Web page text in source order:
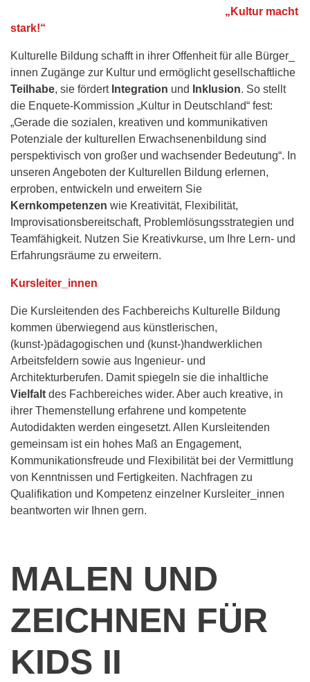
„Kultur macht
stark!“
Kulturelle Bildung schafft in ihrer Offenheit für alle Bürger_
innen Zugänge zur Kultur und ermöglicht gesellschaftliche
Teilhabe, sie fördert Integration und Inklusion. So stellt
die Enquete-Kommission „Kultur in Deutschland“ fest:
„Gerade die sozialen, kreativen und kommunikativen
Potenziale der kulturellen Erwachsenenbildung sind
perspektivisch von großer und wachsender Bedeutung“. In
unseren Angeboten der Kulturellen Bildung erlernen,
erproben, entwickeln und erweitern Sie
Kernkompetenzen wie Kreativität, Flexibilität,
Improvisationsbereitschaft, Problemlösungsstrategien und
Teamfähigkeit. Nutzen Sie Kreativkurse, um Ihre Lern- und
Erfahrungsräume zu erweitern.
Kursleiter_innen
Die Kursleitenden des Fachbereichs Kulturelle Bildung
kommen überwiegend aus künstlerischen,
(kunst-)pädagogischen und (kunst-)handwerklichen
Arbeitsfeldern sowie aus Ingenieur- und
Architekturberufen. Damit spiegeln sie die inhaltliche
Vielfalt des Fachbereiches wider. Aber auch kreative, in
ihrer Themenstellung erfahrene und kompetente
Autodidakten werden eingesetzt. Allen Kursleitenden
gemeinsam ist ein hohes Maß an Engagement,
Kommunikationsfreude und Flexibilität bei der Vermittlung
von Kenntnissen und Fertigkeiten. Nachfragen zu
Qualifikation und Kompetenz einzelner Kursleiter_innen
beantworten wir Ihnen gern.
MALEN UND
ZEICHNEN FÜR
KIDS II